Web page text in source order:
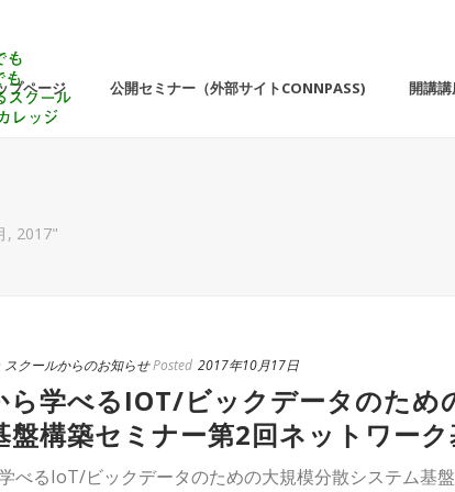
プページ 公開セミナー（外部サイトCONNPASS) 開講講
, 2017"
スクールからのお知らせPosted 2017年10月17日
ら学べるIOT/ビックデータのため
盤構築セミナー第2回ネットワーク
べるIoT/ビックデータのための大規模分散システム基